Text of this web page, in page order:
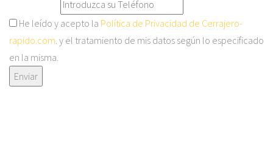
He leído y acepto la Política de Privacidad de Cerrajero-
rapido.com. y el tratamiento de mis datos según lo especificado
en la misma.
Enviar